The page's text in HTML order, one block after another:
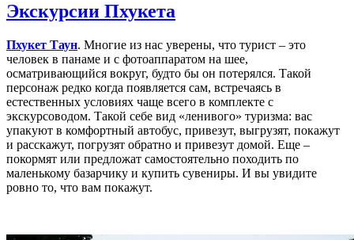
Экскурсии Пхукета
Пхукет Таун. Многие из нас уверены, что турист – это
человек в панаме и с фотоаппаратом на шее,
осматривающийся вокруг, будто бы он потерялся. Такой
персонаж редко когда появляется сам, встречаясь в
естественных условиях чаще всего в комплекте с
экскурсоводом. Такой себе вид «ленивого» туризма: вас
упакуют в комфортный автобус, привезут, выгрузят, покажут
и расскажут, погрузят обратно и привезут домой. Еще –
покормят или предложат самостоятельно походить по
маленькому базарчику и купить сувениры. И вы увидите
ровно то, что вам покажут.